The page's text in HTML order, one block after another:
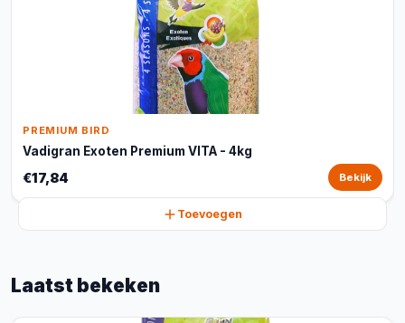
PREMIUM BIRD
Vadigran Exoten Premium VITA - 4kg
€17,84 Bekijk
Toevoegen
Laatst bekeken